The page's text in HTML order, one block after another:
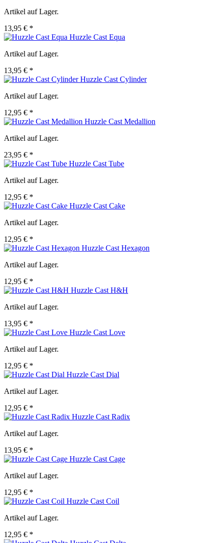
Artikel auf Lager.
13,95 € *
Huzzle Cast Equa
Artikel auf Lager.
13,95 € *
Huzzle Cast Cylinder
Artikel auf Lager.
12,95 € *
Huzzle Cast Medallion
Artikel auf Lager.
23,95 € *
Huzzle Cast Tube
Artikel auf Lager.
12,95 € *
Huzzle Cast Cake
Artikel auf Lager.
12,95 € *
Huzzle Cast Hexagon
Artikel auf Lager.
12,95 € *
Huzzle Cast H&H
Artikel auf Lager.
13,95 € *
Huzzle Cast Love
Artikel auf Lager.
12,95 € *
Huzzle Cast Dial
Artikel auf Lager.
12,95 € *
Huzzle Cast Radix
Artikel auf Lager.
13,95 € *
Huzzle Cast Cage
Artikel auf Lager.
12,95 € *
Huzzle Cast Coil
Artikel auf Lager.
12,95 € *